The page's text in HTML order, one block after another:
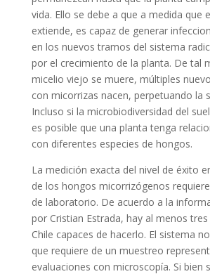
vida. Ello se debe a que a medida que
extiende, es capaz de generar
en los nuevos tramos del sistema
por el crecimiento de la planta. De tal
micelio viejo se muere, múltiples
con micorrizas nacen, perpetuando la
Incluso si la microbiodiversidad del
es posible que una planta tenga
con diferentes especies de hongos.
La medición exacta del nivel de éxito
de los hongos micorrizógenos
de laboratorio. De acuerdo a la
por Cristian Estrada, hay al menos
Chile capaces de hacerlo. El sistema
que requiere de un muestreo
evaluaciones con microscopía. Si bien